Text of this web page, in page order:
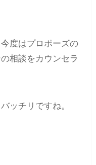
度はプロポーズの
相談をカウンセラ
ッチリですね。